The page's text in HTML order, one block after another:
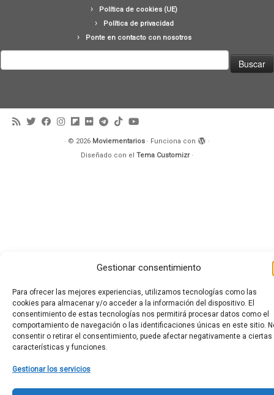
Gestionar consentimiento
Para ofrecer las mejores experiencias, utilizamos tecnologías como las
cookies para almacenar y/o acceder a la información del dispositivo. El
consentimiento de estas tecnologías nos permitirá procesar datos como el
comportamiento de navegación o las identificaciones únicas en este sitio.
consentir o retirar el consentimiento, puede afectar negativamente a ciertas
características y funciones.
Gestionar los servicios
Política de cookies (UE)
Política de privacidad
Ponte en contacto con nosotros
· © 2026 Moviementarios · Funciona con
·
Diseñado con el Tema Customizr·